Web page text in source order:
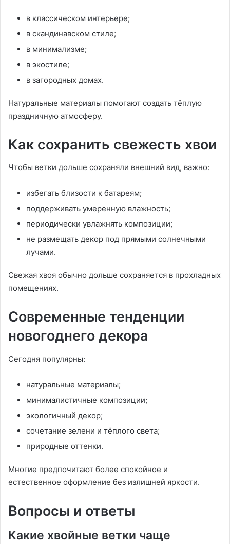
в классическом интерьере;
в скандинавском стиле;
в минимализме;
в экостиле;
в загородных домах.
Натуральные материалы помогают создать тёплую
праздничную атмосферу.
Как сохранить свежесть хвои
Чтобы ветки дольше сохраняли внешний вид, важно:
избегать близости к батареям;
поддерживать умеренную влажность;
периодически увлажнять композиции;
не размещать декор под прямыми солнечными
лучами.
Свежая хвоя обычно дольше сохраняется в прохладных
помещениях.
Современные тенденции
новогоднего декора
Сегодня популярны:
натуральные материалы;
минималистичные композиции;
экологичный декор;
сочетание зелени и тёплого света;
природные оттенки.
Многие предпочитают более спокойное и
естественное оформление без излишней яркости.
Вопросы и ответы
Какие хвойные ветки чаще